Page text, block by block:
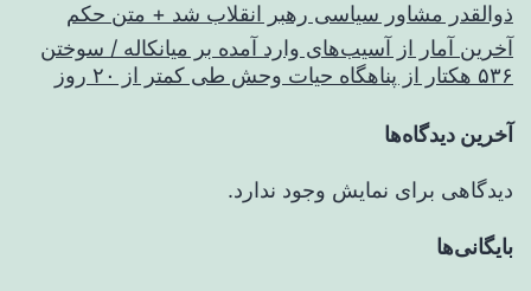
ذوالقدر مشاور سیاسی رهبر انقلاب شد + متن حکم
آخرین آمار از آسیب‌های وارد آمده بر میانکاله / سوختن
۵۳۶ هکتار از پناهگاه حیات وحش طی کمتر از ۲۰ روز
آخرین دیدگاه‌ها
دیدگاهی برای نمایش وجود ندارد.
بایگانی‌ها